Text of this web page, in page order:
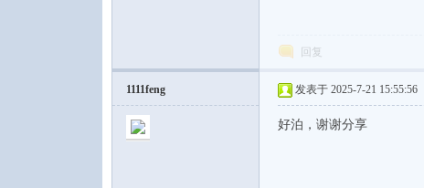
回复
1111feng 发表于 2025-7-21 15:55:56
好泊，谢谢分享